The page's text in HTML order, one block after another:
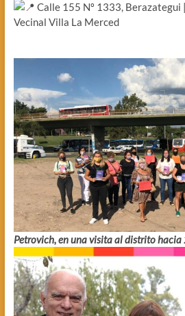
Calle 155 Nº 1333, Berazategui
Vecinal Villa La Merced
Petrovich, en una visita al distrito